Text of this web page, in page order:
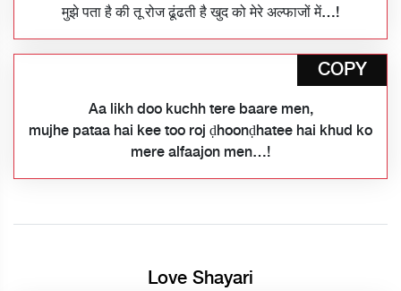
मुझे पता है की तू रोज ढूंढती है खुद को मेरे अल्फाजों में…!
COPY
Aa likh doo kuchh tere baare men,
mujhe pataa hai kee too roj ḍhoonḍhatee hai khud ko
mere alfaajon men…!
Love Shayari